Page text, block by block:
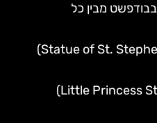
מבין כל
פסל המלך שטפן הקדוש (Statue of St. Stephen)
פסל הנסיכה הקטנה (Little Princess Statue)